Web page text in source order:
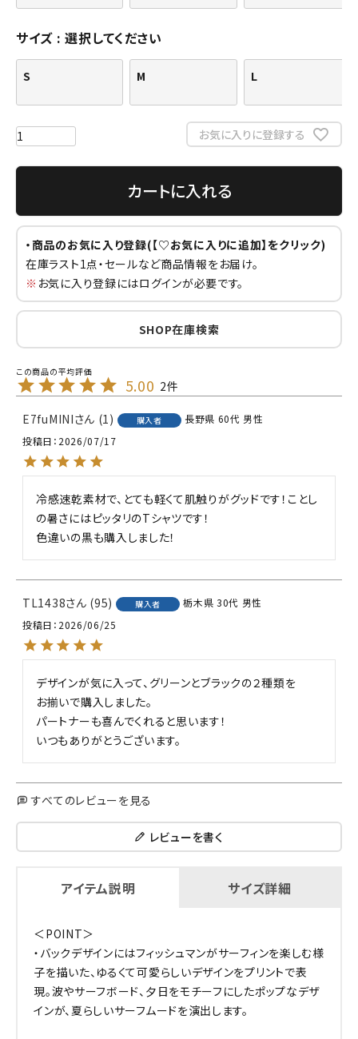
サイズ 選択してください
S M L
お気に入りに登録する
カートに入れる
・商品のお気に入り登録(【♡お気に入りに追加】をクリック)
在庫ラスト1点・セールなど商品情報をお届け。
※ お気に入り登録にはログインが必要です。
SHOP在庫検索
5.00 2
E7fuMINI 1 購入者 長野県 60代 男性
投稿日 2026/07/17
冷感速乾素材で、とても軽くて肌触りがグッドです！ことし
の暑さにはピッタリのTシャツです！
色違いの黒も購入しました！
TL1438 95 購入者 栃木県 30代 男性
投稿日 2026/06/25
デザインが気に入って、グリーンとブラックの２種類を
お揃いで購入しました。
パートナーも喜んでくれると思います！
すべてのレビューを見る
レビューを書く
アイテム説明 サイズ詳細
＜POINT＞
・バックデザインにはフィッシュマンがサーフィンを楽しむ様
子を描いた、ゆるくて可愛らしいデザインをプリントで表
現。波やサーフボード、夕日をモチーフにしたポップなデザ
インが、夏らしいサーフムードを演出します。